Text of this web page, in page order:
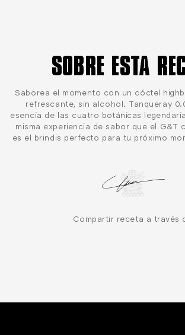
SOBRE ESTA
Saborea el momento con un cóctel
refrescante, sin alcohol. Tanqueray
esencia de las cuatro botánicas
misma experiencia de sabor que el G&T
es el brindis perfecto para tu próximo
Compartir receta a través